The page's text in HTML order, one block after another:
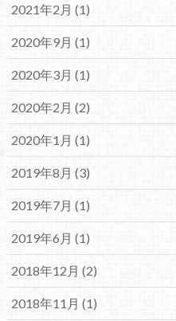
2021年2月 (1)
2020年9月 (1)
2020年3月 (1)
2020年2月 (2)
2020年1月 (1)
2019年8月 (3)
2019年7月 (1)
2019年6月 (1)
2018年12月 (2)
2018年11月 (1)